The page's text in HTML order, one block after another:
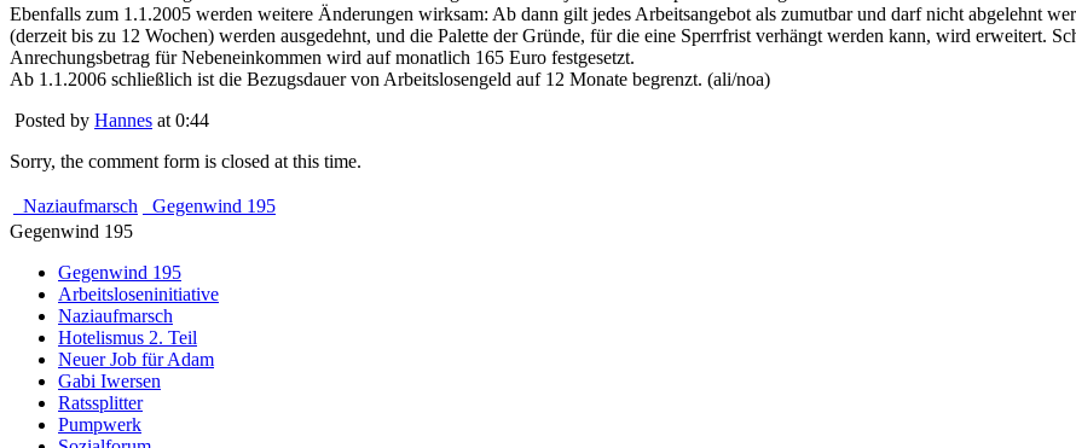
Ebenfalls zum 1.1.2005 werden weitere Änderungen wirksam: Ab dann gilt jedes Arbeitsangebot als zumutbar und darf nicht abgelehnt
(derzeit bis zu 12 Wochen) werden ausgedehnt, und die Palette der Gründe, für die eine Sperrfrist verhängt werden kann, wird erweitert.
Anrechungsbetrag für Nebeneinkommen wird auf monatlich 165 Euro festgesetzt.
Ab 1.1.2006 schließlich ist die Bezugsdauer von Arbeitslosengeld auf 12 Monate begrenzt. (ali/noa)
Posted by Hannes at 0:44
Sorry, the comment form is closed at this time.
Naziaufmarsch
Gegenwind 195
Gegenwind 195
Gegenwind 195
Arbeitsloseninitiative
Naziaufmarsch
Hotelismus 2. Teil
Neuer Job für Adam
Gabi Iwersen
Ratssplitter
Pumpwerk